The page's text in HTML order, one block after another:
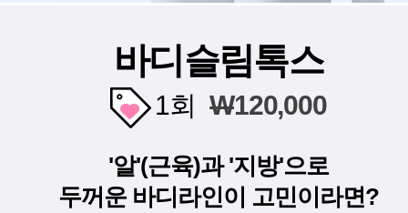
바디슬림톡스
1회 W120,000
'알'(근육)과 '지방'으로
두꺼운 바디라인이 고민이라면?